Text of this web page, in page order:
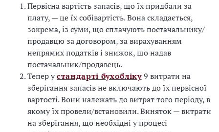
Первісна вартість запасів, що їх придбали за
плату, — це їх собівартість. Вона складається,
зокрема, із суми, що сплачують постачальнику/
продавцю за договором, за вирахуванням
непрямих податків і знижок, що надав
постачальник/продавець.
Тепер устандарті бухобліку9 витрати на
зберігання запасів не включають до їх первісної
вартості. Вони належать до витрат того періоду, в
якому їх провели/встановили. Виняток — витрати
на зберігання, що необхідні у процесі